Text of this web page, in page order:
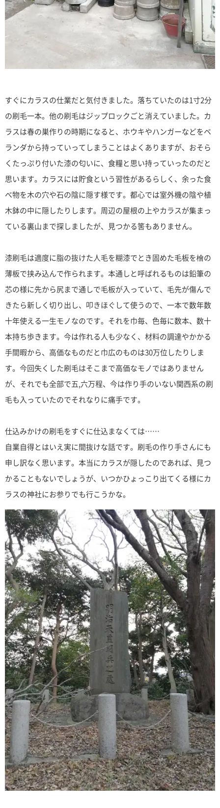
すぐにカラスの仕業だと気付きました。落ちていたのは1寸2分
の刷毛一本。他の刷毛はジップロックごと消えていました。カ
ラスは春の巣作りの時期になると、ホウキやハンガーなどをベ
ランダから持っていってしまうことはよくありますが、おそら
くたっぷり付いた漆の匂いに、食糧と思い持っていったのだと
思います。カラスには貯食という習性があるらしく、余った食
べ物を木の穴や石の陰に隠す様です。都心では室外機の陰や植
木鉢の中に隠したりします。周辺の屋根の上やカラスが集まっ
ている裏山まで探しましたが、見つかる筈もありません。
漆刷毛は適度に脂の抜けた人毛を糊漆でとき固めた毛板を檜の
薄板で挟み込んで作られます。本通しと呼ばれるものは鉛筆の
芯の様に先から尻まで通しで毛板が入っていて、毛先が傷んで
きたら新しく切り出し、叩きほぐして使うので、一本で数年数
十年使える一生モノなのです。それを巾毎、色毎に数本、数十
本持ち歩きます。今は作れる人も少なく、材料の調達やかかる
手間暇から、高価なものだと巾広のものは30万位したりしま
す。今回失くした刷毛はそこまで高価なモノではありません
が、それでも全部で五,六万程、今は作り手のいない関西系の刷
毛も入っていたのでそれなりに痛手です。
仕込みかけの刷毛をすぐに仕込まなくては……
自業自得とはいえ実に間抜けな話です。刷毛の作り手さんにも
申し訳なく思います。本当にカラスが隠したのであれば、見つ
かることもないでしょうが、いつかひょっこり出てくる様にカ
ラスの神社にお参りでも行こうかな。